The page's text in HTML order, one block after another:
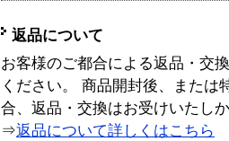
返品について
お客様のご都合による返品・交
ください。 商品開封後、または
合、返品・交換はお受けいたし
⇒返品について詳しくはこちら